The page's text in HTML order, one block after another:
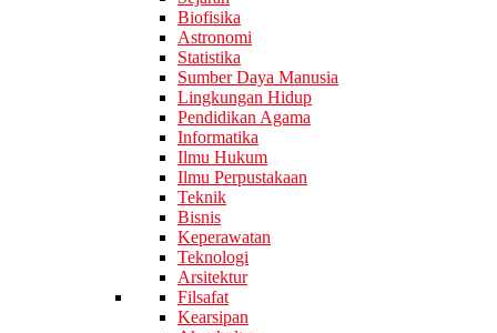
Biofisika
Astronomi
Statistika
Sumber Daya Manusia
Lingkungan Hidup
Pendidikan Agama
Informatika
Ilmu Hukum
Ilmu Perpustakaan
Teknik
Bisnis
Keperawatan
Teknologi
Arsitektur
Filsafat
Kearsipan